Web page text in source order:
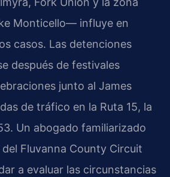
Monticello— influye en
casos. Las detenciones
después de festivales
junto al James
de tráfico en la Ruta 15, la
Un abogado familiarizado
Fluvanna County Circuit
a evaluar las circunstancias